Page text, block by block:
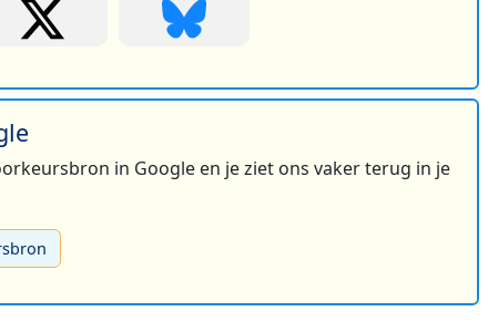
in Google en je ziet ons vaker terug in je